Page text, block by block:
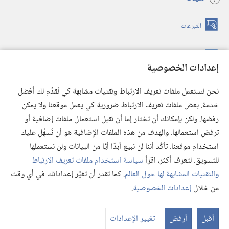
إعدادات الخصوصية
نحن نستعمل ملفات تعريف الارتباط وتقنيات مشابهة كي نُقدِّم لك أفضل
خدمة. بعض ملفات تعريف الارتباط ضرورية كي يعمل موقعنا ولا يمكن
رفضها. ولكن بإمكانك أن تختار إما أن تقبل استعمال ملفات إضافية أو
ترفض استعمالها. والهدف من هذه الملفات الإضافية هو أن نُسهِّل عليك
استخدام موقعنا. تأكَّد أننا لن نبيع أبدًا أيًّا من البيانات ولن نستعملها
للتسويق. لتعرف أكثر، اقرأسياسة استخدام ملفات تعريف الارتباط
والتقنيات المشابهة لها حول العالم. كما تقدر أن تغيِّر إعداداتك في أي وقت
من خلال إعدادات الخصوصية.
أقبل أرفض تغيير الإعدادات
التبرعات (يفتح
نافذة
(يفتح
نافذة
(يفتح
نافذة
جديدة) تطبيق ®
JW Library
مكتبة برج المراقبة
© 2026 .Watch Tower Bible and Tract Society of Pennsylvania
شروط الاستخدام |